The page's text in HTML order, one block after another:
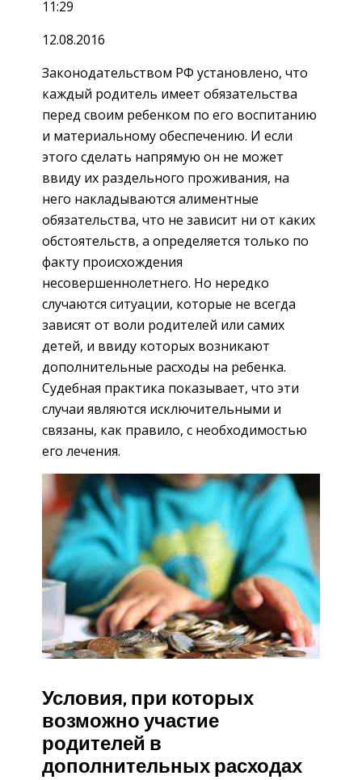
11:29
12.08.2016
Законодательством РФ установлено, что
каждый родитель имеет обязательства
перед своим ребенком по его воспитанию
и материальному обеспечению. И если
этого сделать напрямую он не может
ввиду их раздельного проживания, на
него накладываются алиментные
обязательства, что не зависит ни от каких
обстоятельств, а определяется только по
факту происхождения
несовершеннолетнего. Но нередко
случаются ситуации, которые не всегда
зависят от воли родителей или самих
детей, и ввиду которых возникают
дополнительные расходы на ребенка.
Судебная практика показывает, что эти
случаи являются исключительными и
связаны, как правило, с необходимостью
его лечения.
Условия, при которых
возможно участие
родителей в
дополнительных расходах